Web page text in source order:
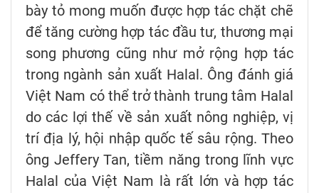
bày tỏ mong muốn được hợp tác chặt chẽ
để tăng cường hợp tác đầu tư, thương mại
song phương cũng như mở rộng hợp tác
trong ngành sản xuất Halal. Ông đánh giá
Việt Nam có thể trở thành trung tâm Halal
do các lợi thế về sản xuất nông nghiệp, vị
trí địa lý, hội nhập quốc tế sâu rộng. Theo
ông Jeffery Tan, tiềm năng trong lĩnh vực
Halal của Việt Nam là rất lớn và hợp tác